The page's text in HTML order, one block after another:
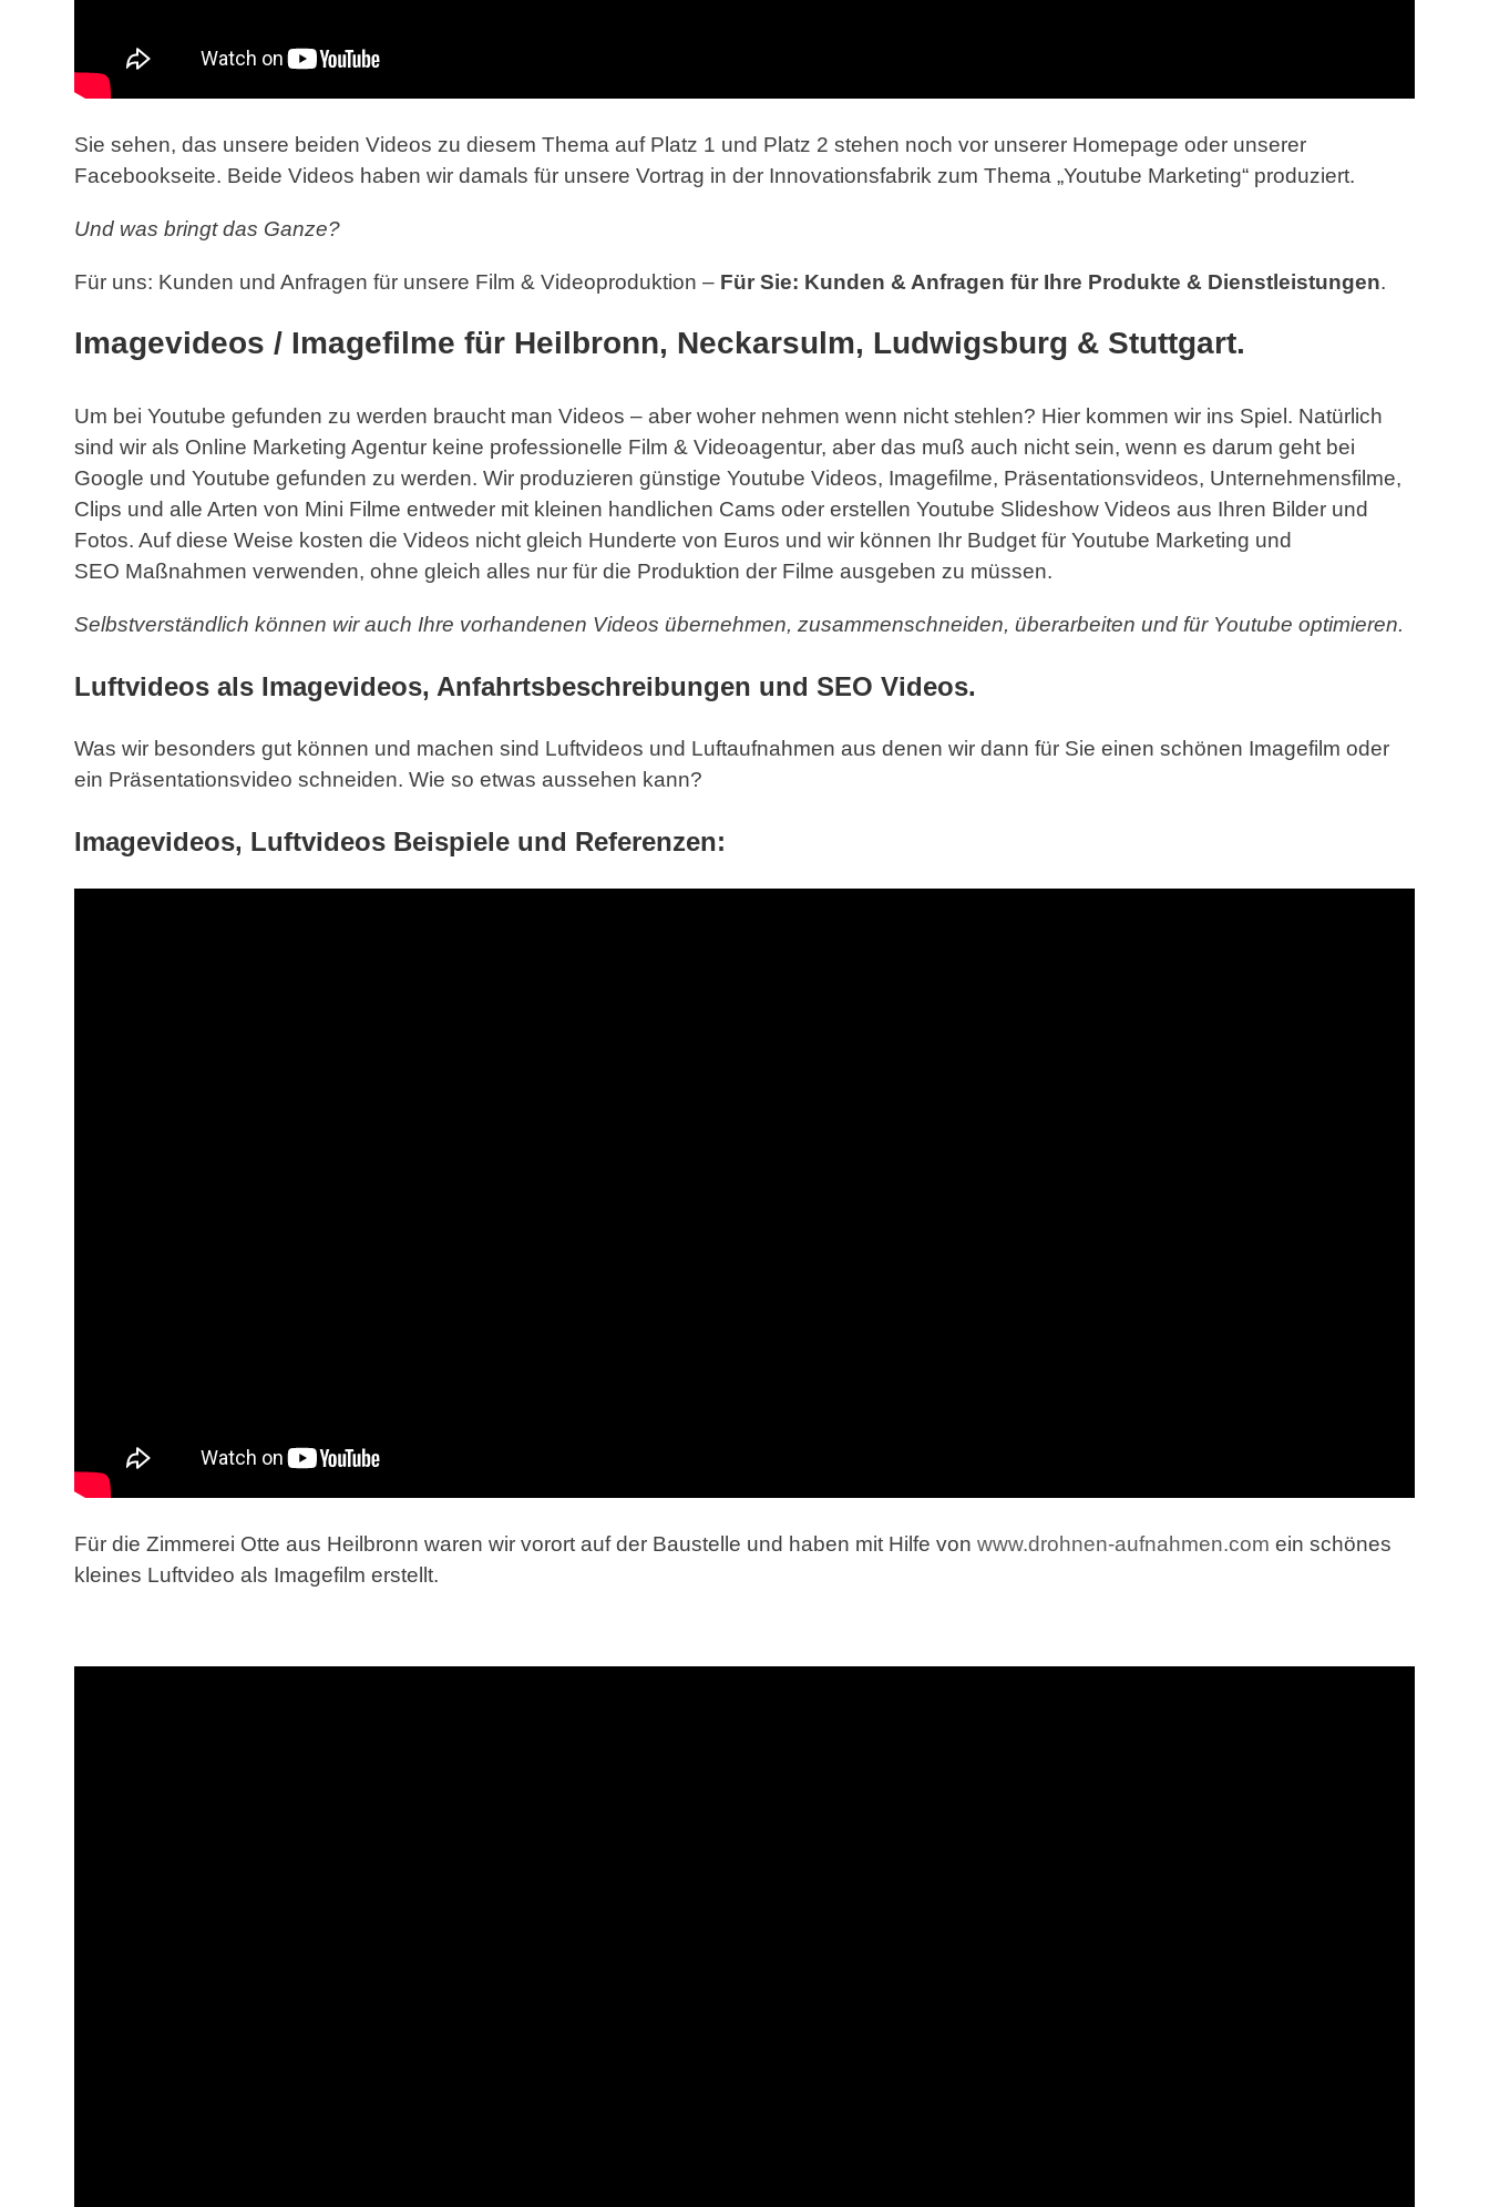
Sie sehen, das unsere beiden Videos zu diesem Thema auf Platz 1 und Platz 2 stehen noch vor unserer Homepage oder unserer
Facebookseite. Beide Videos haben wir damals für unsere Vortrag in der Innovationsfabrik zum Thema „Youtube Marketing“ produziert.
Und was bringt das Ganze?
Für uns: Kunden und Anfragen für unsere Film & Videoproduktion – Für Sie: Kunden & Anfragen für Ihre Produkte & Dienstleistungen.
Imagevideos / Imagefilme für Heilbronn, Neckarsulm, Ludwigsburg & Stuttgart.
Um bei Youtube gefunden zu werden braucht man Videos – aber woher nehmen wenn nicht stehlen? Hier kommen wir ins Spiel. Natürlich
sind wir als Online Marketing Agentur keine professionelle Film & Videoagentur, aber das muß auch nicht sein, wenn es darum geht bei
Google und Youtube gefunden zu werden. Wir produzieren günstige Youtube Videos, Imagefilme, Präsentationsvideos, Unternehmensfilme,
Clips und alle Arten von Mini Filme entweder mit kleinen handlichen Cams oder erstellen Youtube Slideshow Videos aus Ihren Bilder und
Fotos. Auf diese Weise kosten die Videos nicht gleich Hunderte von Euros und wir können Ihr Budget für Youtube Marketing und
SEO Maßnahmen verwenden, ohne gleich alles nur für die Produktion der Filme ausgeben zu müssen.
Selbstverständlich können wir auch Ihre vorhandenen Videos übernehmen, zusammenschneiden, überarbeiten und für Youtube optimieren.
Luftvideos als Imagevideos, Anfahrtsbeschreibungen und SEO Videos.
Was wir besonders gut können und machen sind Luftvideos und Luftaufnahmen aus denen wir dann für Sie einen schönen Imagefilm oder
ein Präsentationsvideo schneiden. Wie so etwas aussehen kann?
Imagevideos, Luftvideos Beispiele und Referenzen:
Für die Zimmerei Otte aus Heilbronn waren wir vorort auf der Baustelle und haben mit Hilfe von www.drohnen-aufnahmen.com ein schönes
kleines Luftvideo als Imagefilm erstellt.